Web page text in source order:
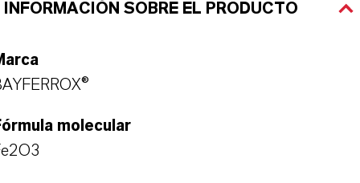
INFORMACIÓN SOBRE EL PRODUCTO
molecular